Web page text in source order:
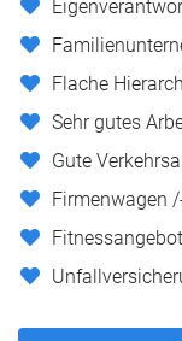
Flache
Sehr gutes
Gute
Firmenwagen
Fitnessangebot